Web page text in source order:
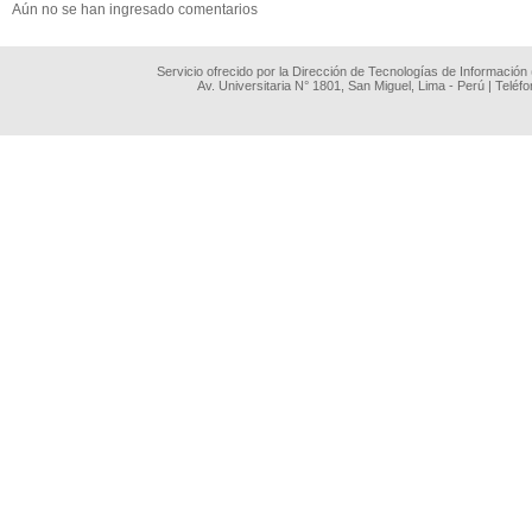
Aún no se han ingresado comentarios
Servicio ofrecido por la Dirección de Tecnologías de
Av. Universitaria N° 1801, San Miguel, Lima - Perú |